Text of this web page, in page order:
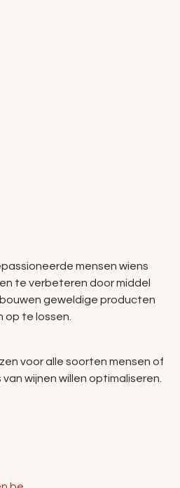
mensen wiens
te verbeteren door middel
bouwen geweldige producten
op te lossen.
voor alle soorten mensen of
wijnen willen optimaliseren.